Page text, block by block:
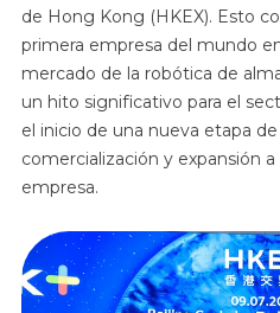
de Hong Kong (HKEX). Esto
primera empresa del mundo
mercado de la robótica de
un hito significativo para el
el inicio de una nueva etapa
comercialización y expansión a
empresa.